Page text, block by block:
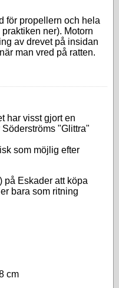
för propellern och hela
ner). Motorn
av drevet på insidan
man vred på ratten.
har visst gjort en
"Glittra"
som möjlig efter
på Eskader att köpa
bara som ritning
cm